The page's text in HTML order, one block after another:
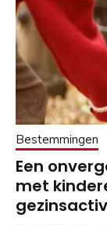
Bestemmingen
Een
met